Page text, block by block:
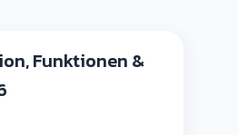
Funktionen &